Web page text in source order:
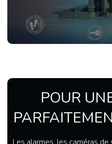
POUR